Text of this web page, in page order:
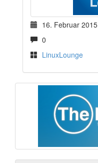
16. Februar 2015
0
LinuxLounge